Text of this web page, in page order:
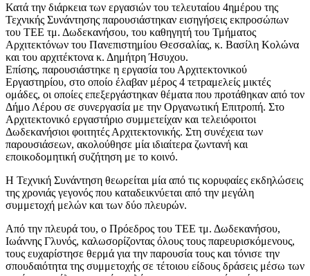
Κατά την διάρκεια των εργασιών του τελευταίου 4ημέρου της
Τεχνικής Συνάντησης παρουσιάστηκαν εισηγήσεις εκπροσώπων
του ΤΕΕ τμ. Δωδεκανήσου, του καθηγητή του Τμήματος
Αρχιτεκτόνων του Πανεπιστημίου Θεσσαλίας, κ. Βασίλη Κολώνα
και του αρχιτέκτονα κ. Δημήτρη Ήσυχου.
Επίσης, παρουσιάστηκε η εργασία του Αρχιτεκτονικού
Εργαστηρίου, στο οποίο έλαβαν μέρος 4 τετραμελείς μικτές
ομάδες, οι οποίες επεξεργάστηκαν θέματα που προτάθηκαν από τον
Δήμο Λέρου σε συνεργασία με την Οργανωτική Επιτροπή. Στο
Αρχιτεκτονικό εργαστήριο συμμετείχαν και τελειόφοιτοι
Δωδεκανήσιοι φοιτητές Αρχιτεκτονικής. Στη συνέχεια των
παρουσιάσεων, ακολούθησε μία ιδιαίτερα ζωντανή και
εποικοδομητική συζήτηση με το κοινό.
Η Τεχνική Συνάντηση θεωρείται μία από τις κορυφαίες εκδηλώσεις
της χρονιάς γεγονός που καταδεικνύεται από την μεγάλη
συμμετοχή μελών και των δύο πλευρών.
Από την πλευρά του, ο Πρόεδρος του ΤΕΕ τμ. Δωδεκανήσου,
Ιωάννης Γλυνός, καλωσορίζοντας όλους τους παρευρισκόμενους,
τους ευχαρίστησε θερμά για την παρουσία τους και τόνισε την
σπουδαιότητα της συμμετοχής σε τέτοιου είδους δράσεις μέσω των